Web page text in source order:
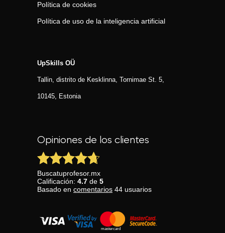
Política de cookies
Política de uso de la inteligencia artificial
UpSkills OÜ
Tallin, distrito de Kesklinna, Tornimаe St. 5,
10145, Estonia
Opiniones de los clientes
Buscatuprofesor.mx
Calificación: 4.7 de 5
Basado en comentarios 44 usuarios